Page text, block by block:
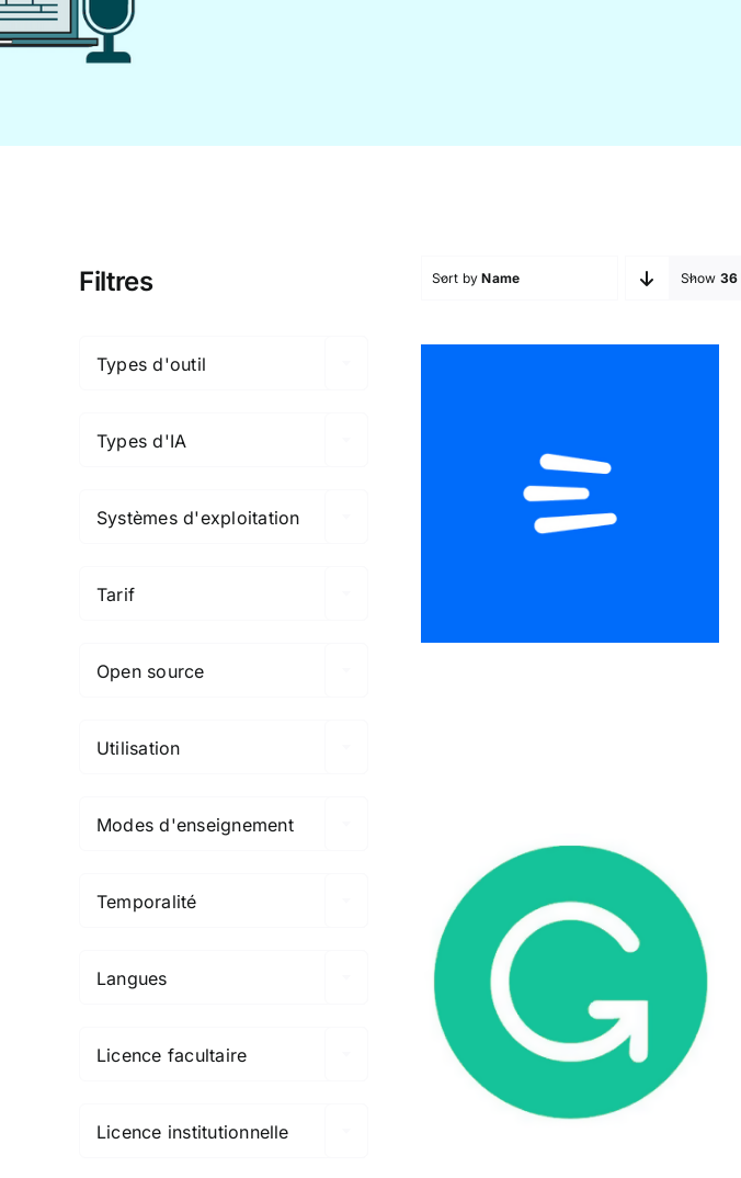
Filtres
Types d'outil
Types d'IA
Systèmes d'exploitation
Tarif
Open source
Utilisation
Modes d'enseignement
Temporalité
Langues
Licence facultaire
Licence institutionnelle
Sort byName Show 36
Eduflow
Grammarly